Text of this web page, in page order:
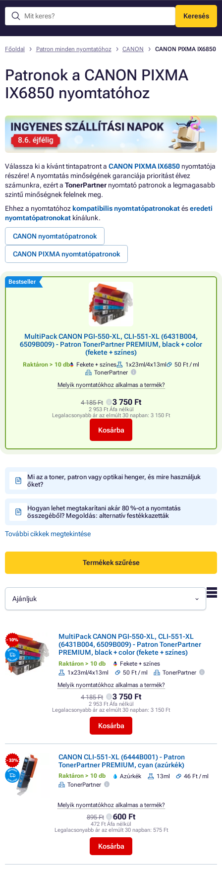
Keresés
Menü
Főoldal Patron minden nyomtatóhoz CANON CANON PIXMA IX6850
Patronok a CANON PIXMA
IX6850 nyomtatóhoz
Válassza ki a kívánt tintapatront a CANON PIXMA IX6850 nyomtatója
részére! A nyomtatás minőségének garanciája prioritást élvez
számunkra, ezért a TonerPartner nyomtató patronok a legmagasabb
szintű minőségnek felelnek meg.
Ehhez a nyomtatóhoz kompatibilis nyomtatópatronokatéseredeti
nyomtatópatronokat kínálunk.
CANON nyomtatópatronok
CANON PIXMA nyomtatópatronok
Bestseller
MultiPack CANON PGI-550-XL, CLI-551-XL (6431B004,
6509B009) - Patron TonerPartner PREMIUM, black + color
(fekete + színes)
Raktáron > 10 db Fekete + színes 1x23ml/4x13ml
50 Ft / ml
TonerPartner
Melyik nyomtatókhoz alkalmas a termék?
4 185 Ft 3 750 Ft
2 953 Ft Áfa nélkül
Legalacsonyabb ár az elmúlt 30 napban: 3 150 Ft
Kosárba
Mi az a toner, patron vagy optikai henger, és mire használjuk
őket?
Hogyan lehet megtakarítani akár 80 %-ot a nyomtatás
összegéből? Megoldás: alternatív festékkazetták
További cikkek megtekintése
Termékek szűrése
Ajánljuk
- 10%
MultiPack CANON PGI-550-XL, CLI-551-XL
(6431B004, 6509B009) - Patron TonerPartner
PREMIUM, black + color (fekete + színes)
Raktáron > 10 db
Fekete + színes
1x23ml/4x13ml
50 Ft / ml TonerPartner
4 185 Ft 3 750 Ft
2 953 Ft Áfa nélkül
Legalacsonyabb ár az elmúlt 30 napban: 3 150 Ft
Kosárba
Melyik nyomtatókhoz alkalmas a termék?
- 33%
CANON CLI-551-XL (6444B001) - Patron
TonerPartner PREMIUM, cyan (azúrkék)
Raktáron > 10 db Azúrkék 13ml
46 Ft / ml
TonerPartner
895 Ft 600 Ft
472 Ft Áfa nélkül
Legalacsonyabb ár az elmúlt 30 napban: 575 Ft
Kosárba
Melyik nyomtatókhoz alkalmas a termék?